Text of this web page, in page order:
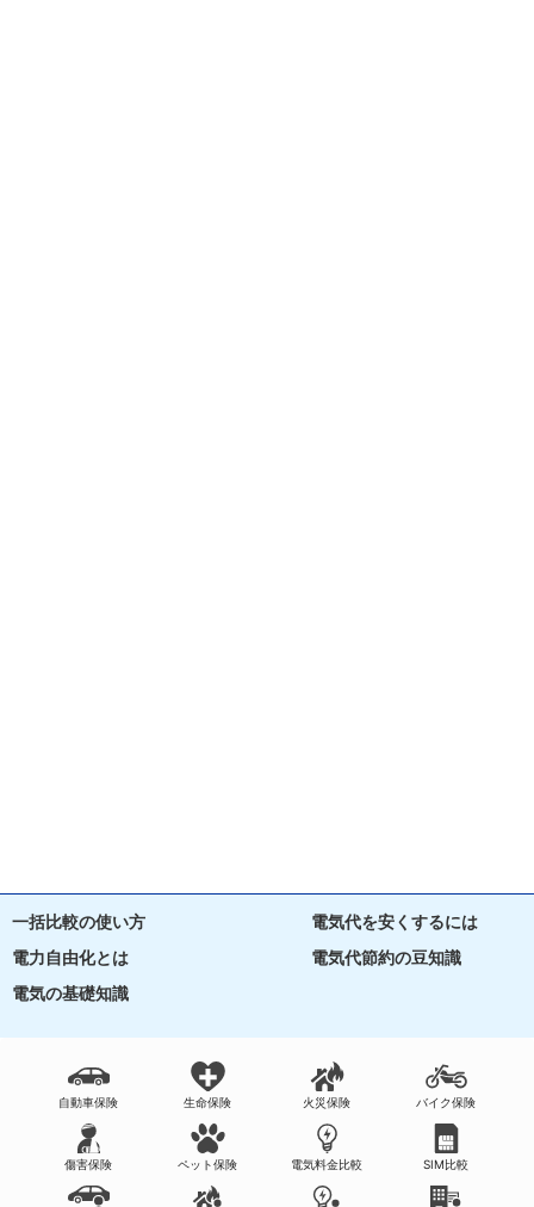
一括比較の使い方
電気代を安くするには
電力自由化とは
電気代節約の豆知識
電気の基礎知識
自動車保険 生命保険 火災保険 バイク保険
傷害保険 ペット保険 電気料金比較 SIM比較